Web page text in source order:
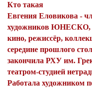
Кто такая
Евгения Еловикова -
художников ЮНЕСКО,
кино, режиссёр,
середине прошлого
закончила РХУ им.
театром-студией
Работала художником